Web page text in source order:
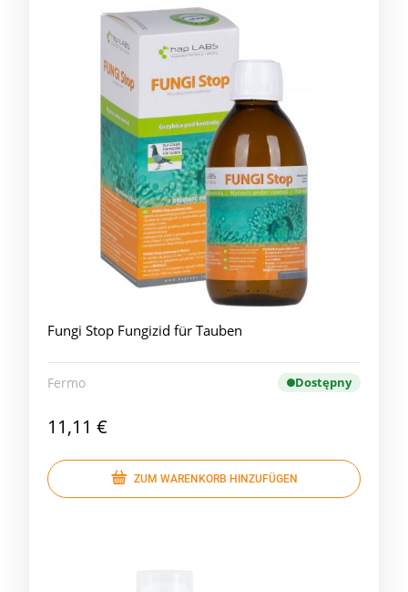
Fungi Stop Fungizid für Tauben
Fermo Dostępny
11,11 €
ZUM WARENKORB HINZUFÜGEN